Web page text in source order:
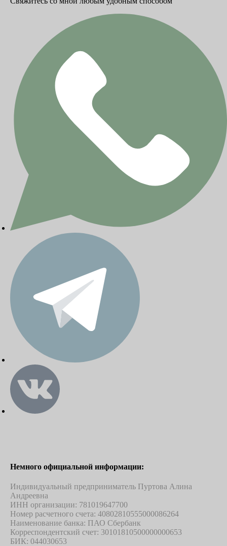
Немного официальной информации:
Индивидуальный предприниматель Пуртова Алина
Андреевна
ИНН организации: 781019647700
Номер расчетного счета: 40802810555000086264
Наименование банка: ПАО Сбербанк
Корреспондентский счет: 30101810500000000653
БИК: 044030653